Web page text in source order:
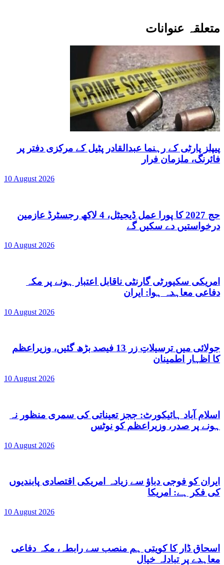
متعلقہ عنوانات
پیپلز پارٹی کے رہنما عبدالقادر پٹیل کے مرکزی دفتر پر
فائرنگ، ملزمان فرار
10 August 2026
حج 2027 کا پورا عمل ڈیجیٹل، 4 لاکھ رجسٹرڈ عازمین
درخواستیں دے سکیں گے
10 August 2026
امریکی سکیورٹی گارنٹی ناقابل اعتبار ہونے پر مکہ
دفاعی معاہدہ ہوا: ایران
10 August 2026
جولائی میں ترسیلاتِ زر 13 فیصد بڑھ گئیں، وزیراعظم
کا اظہار اطمینان
10 August 2026
اسلام آباد ہائیکورٹ: ججز تعیناتی کی سمری منظور نہ
ہونے پر صدر، وزیراعظم کو نوٹس
10 August 2026
ایران کو فوجی دباؤ سے زیادہ امریکی اقتصادی پابندیوں
کی فکر ہے: امریکا
10 August 2026
اسحاق ڈار کا کویتی ہم منصب سے رابطہ، مکہ دفاعی
معاہدے پر تبادلہ خیال